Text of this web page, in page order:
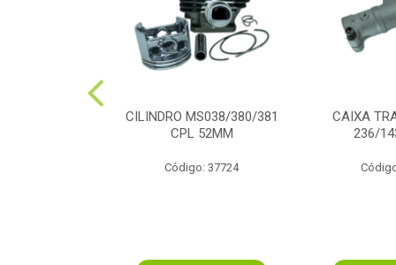
CILINDRO MS038/380/381
CPL 52MM
Código: 37724
CAIXA
236/